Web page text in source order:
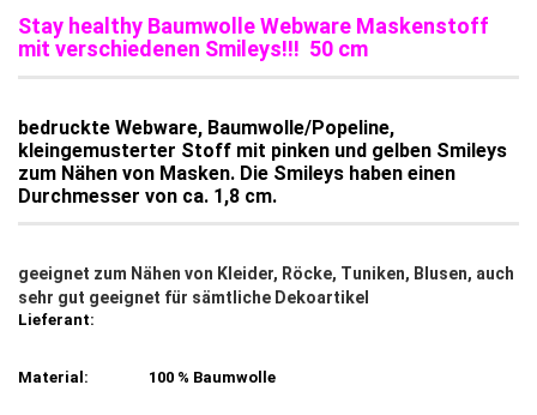
Stay healthy Baumwolle Webware Maskenstoff
mit verschiedenen Smileys!!! 50 cm
bedruckte Webware, Baumwolle/Popeline,
kleingemusterter Stoff mit pinken und gelben Smileys
zum Nähen von Masken. Die Smileys haben einen
Durchmesser von ca. 1,8 cm.
geeignet zum Nähen von Kleider, Röcke, Tuniken, Blusen, auch
sehr gut geeignet für sämtliche Dekoartikel
Lieferant:
Material: 100 % Baumwolle